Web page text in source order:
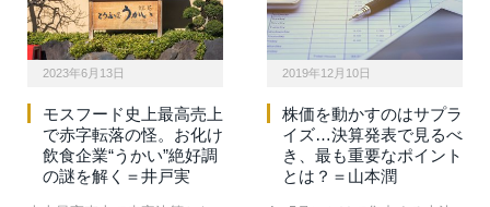
2023年6月13日
モスフード史上最高売上
で赤字転落の怪。お化け
飲食企業“うかい”絶好調
の謎を解く＝井戸実
2019年12月10日
株価を動かすのはサプラ
イズ…決算発表で見るべ
き、最も重要なポイント
とは？＝山本潤